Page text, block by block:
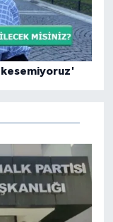
kesemiyoruz'